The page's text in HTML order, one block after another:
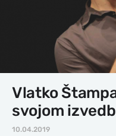
Vlatko
svojom
10.04.2019